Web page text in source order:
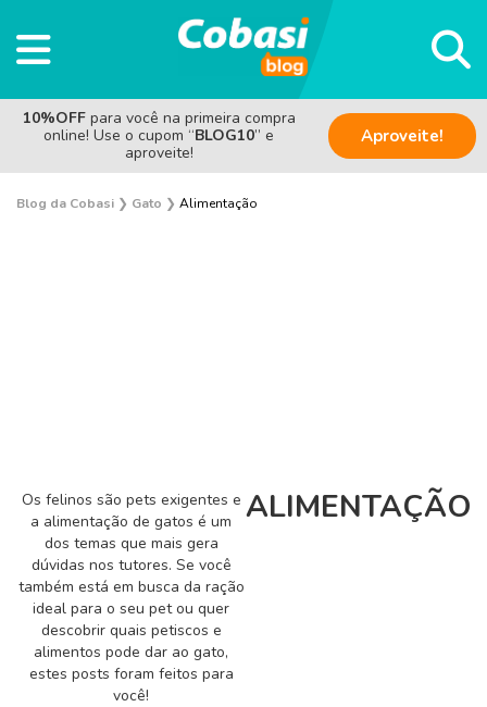
10%OFF para você na primeira compra
online! Use o cupom “BLOG10” e
aproveite!
Aproveite!
Blog da Cobasi ❯ Gato ❯ Alimentação
Comportamento
Curiosidades
Filhote
Os felinos são pets exigentes e
a alimentação de gatos é um
dos temas que mais gera
dúvidas nos tutores. Se você
também está em busca da ração
ideal para o seu pet ou quer
descobrir quais petiscos e
alimentos pode dar ao gato,
estes posts foram feitos para
você!
ALIMENTAÇÃO